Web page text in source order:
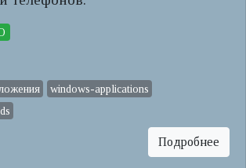
windows-applications
Подробнее